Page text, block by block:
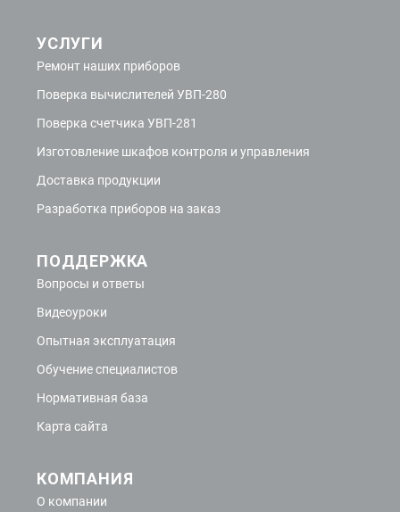
УСЛУГИ
Ремонт наших приборов
Поверка вычислителей УВП-280
Поверка счетчика УВП-281
Изготовление шкафов контроля и управления
Доставка продукции
Разработка приборов на заказ
ПОДДЕРЖКА
Вопросы и ответы
Видеоуроки
Опытная эксплуатация
Обучение специалистов
Нормативная база
Карта сайта
КОМПАНИЯ
О компании